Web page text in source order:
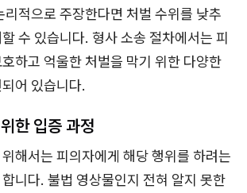
리적으로 주장한다면 처벌 수위를 낮추
수 있습니다. 형사 소송 절차에서는 피
하고 억울한 처벌을 막기 위한 다양한
어 있습니다.
한 입증 과정
해서는 피의자에게 해당 행위를 하려는
니다. 불법 영상물인지 전혀 알지 못한